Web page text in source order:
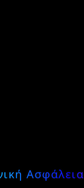
Ασφάλεια